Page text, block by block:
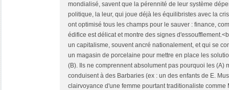
mondialisé, savent que la pérennité de leur système
politique, la leur, qui joue déjà les équilibristes avec la
ont optimisé tous les champs pour le sauver : finance,
édifice est délicat et montre des signes
un capitalisme, souvent ancré nationalement, et qui se
un magasin de porcelaine pour mettre en place les
(B). Ils ne comprennent absolument pas pourquoi les (A)
conduisent à des Barbaries (ex : un des enfants de E.
clairvoyance d'une femme pourtant traditionaliste comme